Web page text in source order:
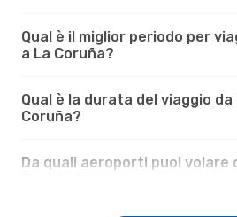
Qual è il miglior periodo per
a La Coruña?
Qual è la durata del viaggio da
Coruña?
Da quali aeroporti puoi volare